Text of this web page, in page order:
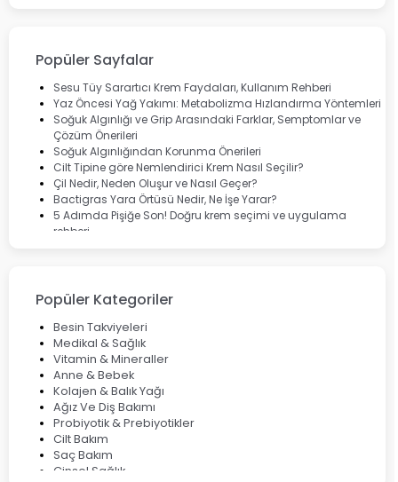
Lansinoh
Cebrolux
Dermoskin
Marvis
Rcfarma
Popüler Sayfalar
Sesu Tüy Sarartıcı Krem Faydaları, Kullanım Rehberi
Yaz Öncesi Yağ Yakımı: Metabolizma Hızlandırma Yöntemleri
Soğuk Algınlığı ve Grip Arasındaki Farklar, Semptomlar ve
Çözüm Önerileri
Soğuk Algınlığından Korunma Önerileri
Cilt Tipine göre Nemlendirici Krem Nasıl Seçilir?
Çil Nedir, Neden Oluşur ve Nasıl Geçer?
Bactigras Yara Örtüsü Nedir, Ne İşe Yarar?
5 Adımda Pişiğe Son! Doğru krem seçimi ve uygulama
rehberi
Çözüm Yolları
Bocavirüs Enfeksiyonu Hakkında Bilmeniz Gerekenler
Deep Flex Topraklama Matı Nedir? Detaylı Rehber
Mumiyo Nedir? Faydaları ve Kullanım Alanları Nelerdir?
Popüler Kategoriler
Besin Takviyeleri
Medikal & Sağlık
Vitamin & Mineraller
Anne & Bebek
Kolajen & Balık Yağı
Ağız Ve Diş Bakımı
Probiyotik & Prebiyotikler
Cilt Bakım
Saç Bakım
Cinsel Sağlık